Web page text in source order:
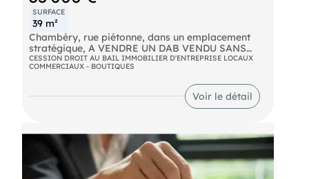
SURFACE
39 m²
Chambéry, rue piétonne, dans un emplacement
stratégique, A VENDRE UN DAB VENDU SANS
MATERIEL possible pour salon de thé, salon de
lecture.... LARGE POSSIBILITE de métier (sans
extraction) 40 m² en intérieur 15 places assises
possibles et 10 places en terrasse possibles. Loyer
1100e HT charges 80 HT Laboratoire non équipé
principale Honoraires : 5000 HT charge acquéreur
(30 000  hors honoraires)
CESSION DROIT AU BAIL IMMOBILIER D'ENTREPRISE LOCAUX
COMMERCIAUX - BOUTIQUES
Voir le détail